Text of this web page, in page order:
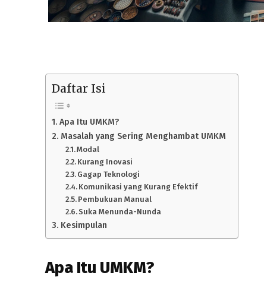
Daftar Isi
Apa Itu UMKM?
Masalah yang Sering Menghambat UMKM
Modal
Kurang Inovasi
Gagap Teknologi
Komunikasi yang Kurang Efektif
Pembukuan Manual
Suka Menunda-Nunda
Kesimpulan
Apa Itu UMKM?